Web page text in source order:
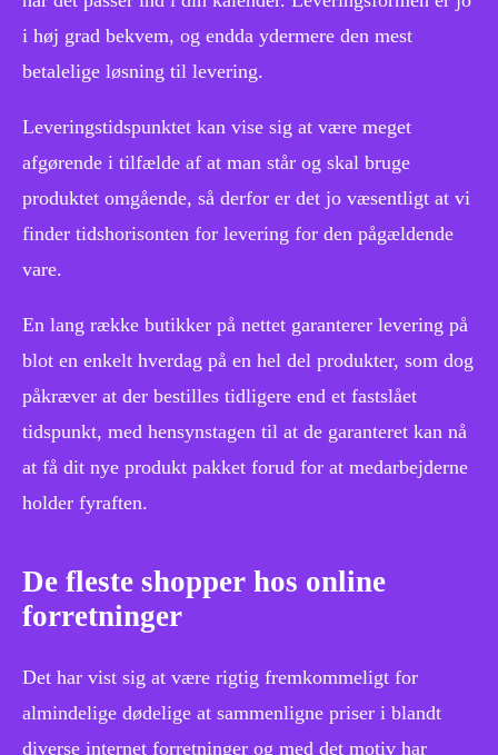
i høj grad bekvem, og endda ydermere den mest
betalelige løsning til levering.
Leveringstidspunktet kan vise sig at være meget
afgørende i tilfælde af at man står og skal bruge
produktet omgående, så derfor er det jo væsentligt at vi
finder tidshorisonten for levering for den pågældende
vare.
En lang række butikker på nettet garanterer levering på
blot en enkelt hverdag på en hel del produkter, som dog
påkræver at der bestilles tidligere end et fastslået
tidspunkt, med hensynstagen til at de garanteret kan nå
at få dit nye produkt pakket forud for at medarbejderne
holder fyraften.
De fleste shopper hos online
forretninger
Det har vist sig at være rigtig fremkommeligt for
almindelige dødelige at sammenligne priser i blandt
diverse internet forretninger og med det motiv har